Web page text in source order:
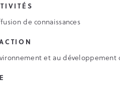
de connaissances
et au développement